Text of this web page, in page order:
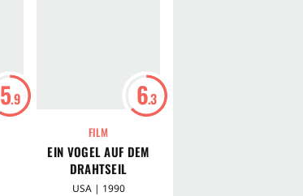
5.9 6.3
FILM
EIN VOGEL AUF DEM
DRAHTSEIL
USA | 1990